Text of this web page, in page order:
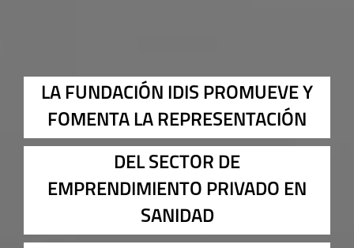
LA FUNDACIÓN IDIS PROMUEVE Y
FOMENTA LA REPRESENTACIÓN
DEL SECTOR DE
EMPRENDIMIENTO PRIVADO EN
SANIDAD